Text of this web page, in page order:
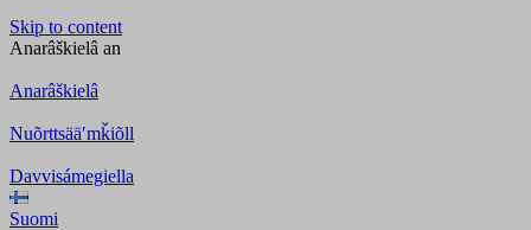
Skip to content
Anarâškielâ an
Anarâškielâ
Nuõrttsääʹmǩiõll
Davvisámegiella
Suomi